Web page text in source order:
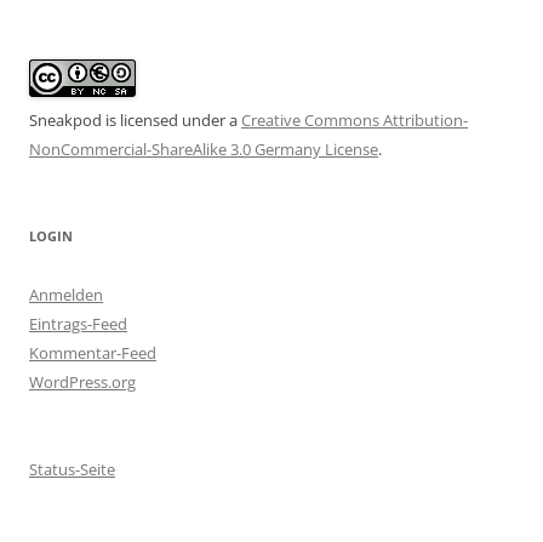
Sneakpod is licensed under aCreative Commons Attribution-
NonCommercial-ShareAlike 3.0 Germany License.
LOGIN
Anmelden
Eintrags-Feed
Kommentar-Feed
WordPress.org
Status-Seite